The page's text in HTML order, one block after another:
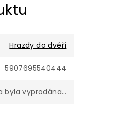
Hrazdy do dvěří
5907695540444
byla vyprodána…